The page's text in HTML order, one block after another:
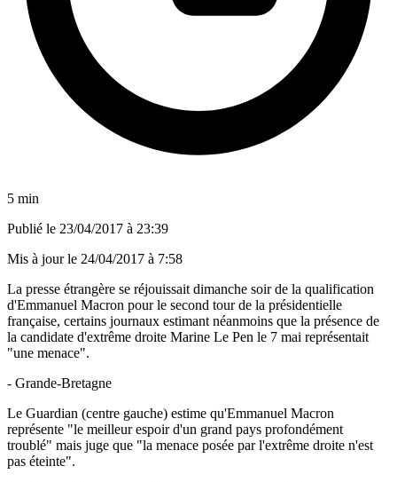
5 min
Publié le 23/04/2017 à 23:39
Mis à jour le 24/04/2017 à 7:58
La presse étrangère se réjouissait dimanche soir de la qualification
d'Emmanuel Macron pour le second tour de la présidentielle
française, certains journaux estimant néanmoins que la présence de
la candidate d'extrême droite Marine Le Pen le 7 mai représentait
"une menace".
- Grande-Bretagne
Le Guardian (centre gauche) estime qu'Emmanuel Macron
représente "le meilleur espoir d'un grand pays profondément
troublé" mais juge que "la menace posée par l'extrême droite n'est
pas éteinte".